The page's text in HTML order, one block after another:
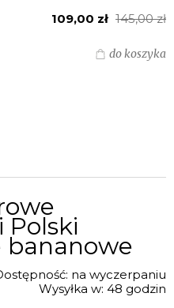
109,00 zł 145,00 zł
do koszyka
Polski
bananowe
na wyczerpaniu
Wysyłka w: 48 godzin